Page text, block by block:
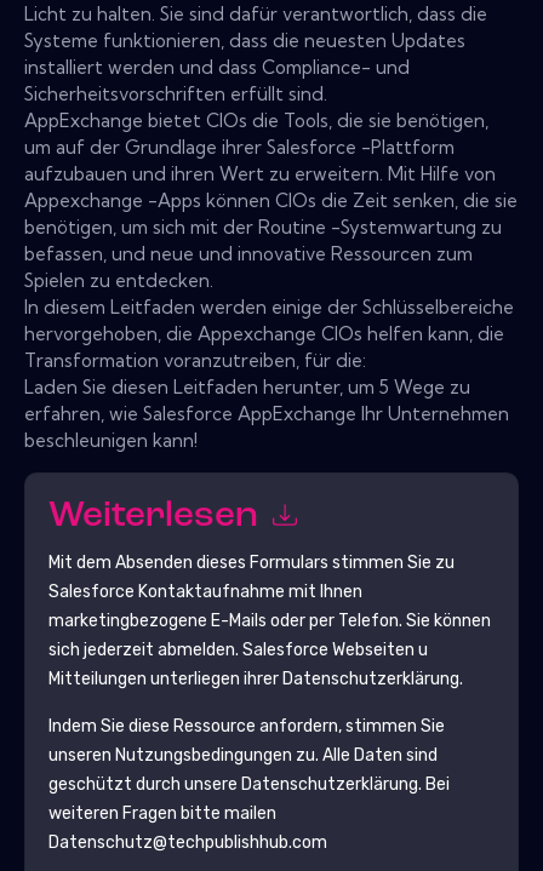
Licht zu halten. Sie sind dafür verantwortlich, dass die
Systeme funktionieren, dass die neuesten Updates
installiert werden und dass Compliance- und
Sicherheitsvorschriften erfüllt sind.
AppExchange bietet CIOs die Tools, die sie benötigen,
um auf der Grundlage ihrer Salesforce -Plattform
aufzubauen und ihren Wert zu erweitern. Mit Hilfe von
Appexchange -Apps können CIOs die Zeit senken, die sie
benötigen, um sich mit der Routine -Systemwartung zu
befassen, und neue und innovative Ressourcen zum
Spielen zu entdecken.
In diesem Leitfaden werden einige der Schlüsselbereiche
hervorgehoben, die Appexchange CIOs helfen kann, die
Transformation voranzutreiben, für die:
Laden Sie diesen Leitfaden herunter, um 5 Wege zu
erfahren, wie Salesforce AppExchange Ihr Unternehmen
beschleunigen kann!
Weiterlesen
Mit dem Absenden dieses Formulars stimmen Sie zu
Salesforce Kontaktaufnahme mit Ihnen
marketingbezogene E-Mails oder per Telefon. Sie können
sich jederzeit abmelden. Salesforce Webseiten u
Mitteilungen unterliegen ihrer Datenschutzerklärung.
Indem Sie diese Ressource anfordern, stimmen Sie
unseren Nutzungsbedingungen zu. Alle Daten sind
geschützt durch unsere Datenschutzerklärung. Bei
weiteren Fragen bitte mailen
Datenschutz@techpublishhub.com